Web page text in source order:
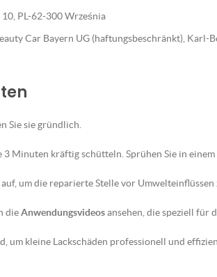
10, PL-62-300 Września
Car Bayern UG (haftungsbeschränkt), Karl-
Sie sie gründlich.
Minuten kräftig schütteln. Sprühen Sie in
um die reparierte Stelle vor
dieAnwendungsvideosansehen, die speziell für
um kleine Lackschäden professionell und